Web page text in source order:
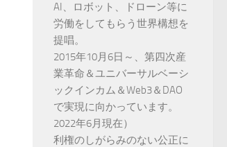
AI、ロボット、ドローン等に
労働をしてもらう世界構想を
提唱。
2015年10月6日～、第四次産
業革命＆ユニバーサルベーシ
ックインカム＆Web3＆DAO
で実現に向かっています。
2022年6月現在）
利権のしがらみのない公正に